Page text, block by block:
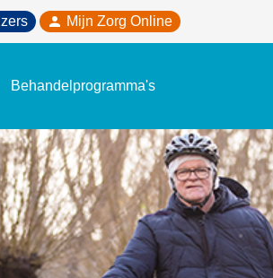
Mijn Zorg Online
Behandelprogramma's